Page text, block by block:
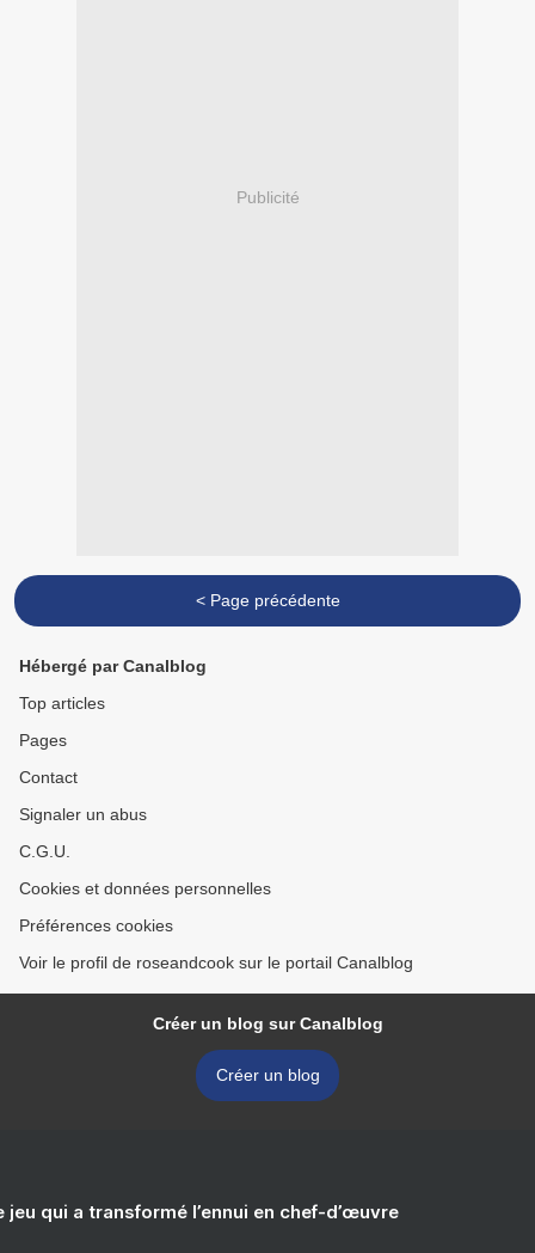
Publicité
< Page précédente
Hébergé par Canalblog
Top articles
Pages
Contact
Signaler un abus
C.G.U.
Cookies et données personnelles
Préférences cookies
Voir le profil de roseandcook sur le portail Canalblog
Créer un blog sur Canalblog
Créer un blog
jeu qui a transformé l’ennui en chef-d’œuvre